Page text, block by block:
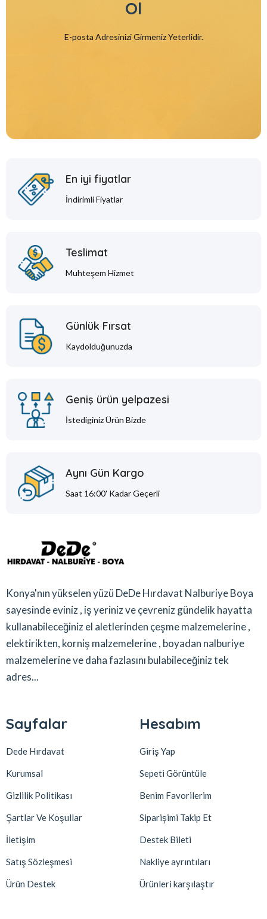
Ol
E-posta Adresinizi Girmeniz Yeterlidir.
En iyi fiyatlar
İndirimli Fiyatlar
Teslimat
Muhteşem Hizmet
Günlük Fırsat
Kaydolduğunuzda
Geniş ürün yelpazesi
İstediginiz Ürün Bizde
Aynı Gün Kargo
Saat 16:00' Kadar Geçerli
Konya'nın yükselen yüzü DeDe Hırdavat Nalburiye Boya
sayesinde eviniz , iş yeriniz ve çevreniz gündelik hayatta
kullanabileceğiniz el aletlerinden çeşme malzemelerine ,
elektirikten, korniş malzemelerine , boyadan nalburiye
malzemelerine ve daha fazlasını bulabileceğiniz tek
adres...
Sayfalar
Dede Hırdavat
Kurumsal
Gizlilik Politikası
Şartlar Ve Koşullar
İletişim
Satış Sözleşmesi
Ürün Destek
Hesabım
Giriş Yap
Sepeti Görüntüle
Benim Favorilerim
Siparişimi Takip Et
Destek Bileti
Nakliye ayrıntıları
Ürünleri karşılaştır